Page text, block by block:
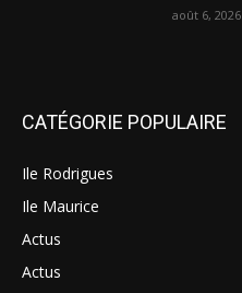
août 6, 2026
CATÉGORIE POPULAIRE
Ile Rodrigues
Ile Maurice
Actus
Actus